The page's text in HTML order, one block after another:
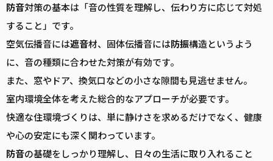
防音対策の基本は「音の性質を理解し、伝わり方に応じて対処
すること」です。
空気伝播音には遮音材、固体伝播音には防振構造というよう
に、音の種類に合わせた対策が有効です。
また、窓やドア、換気口などの小さな隙間も見逃せません。
室内環境全体を考えた総合的なアプローチが必要です。
快適な住環境づくりは、単に静けさを求めるだけでなく、健康
や心の安定にも深く関わっています。
防音の基礎をしっかり理解し、日々の生活に取り入れること